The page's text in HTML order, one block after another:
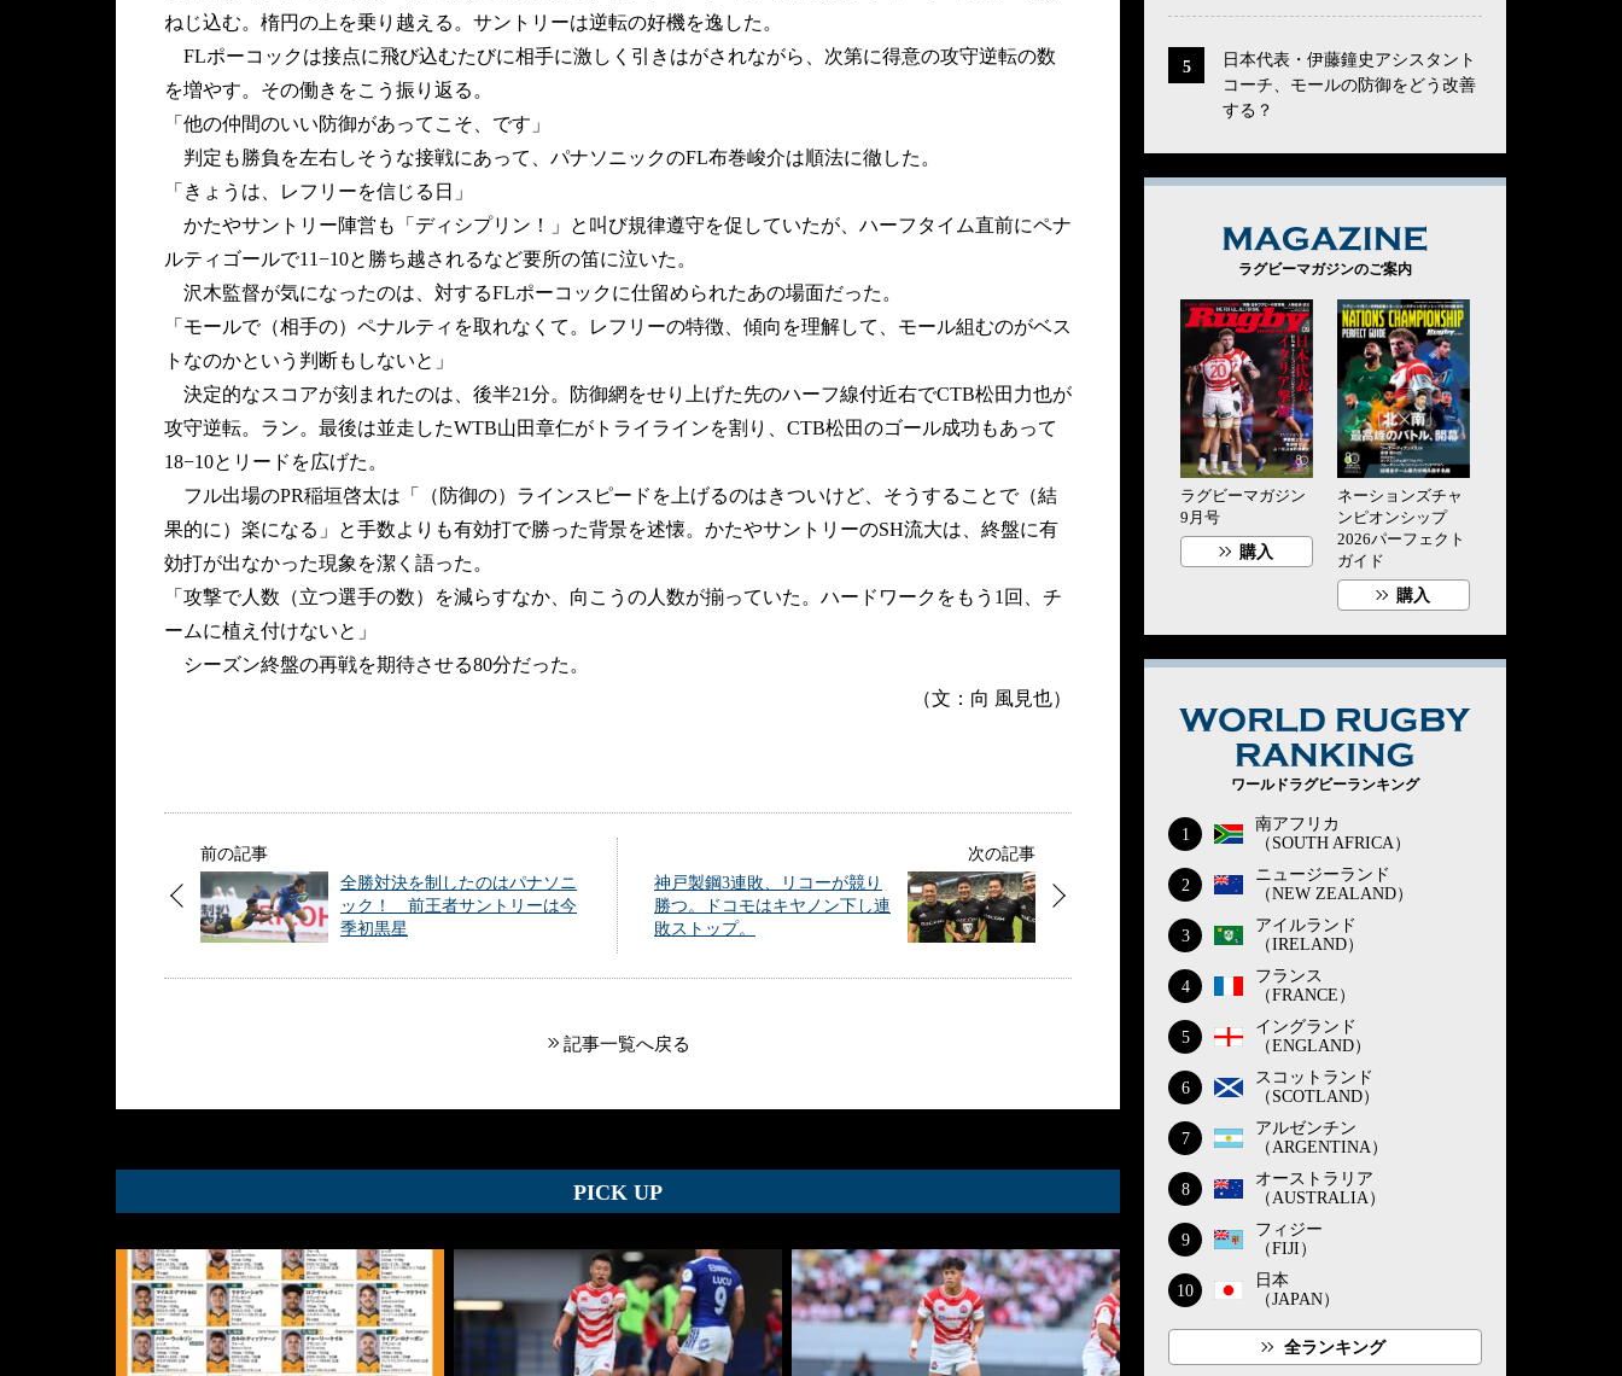
ねじ込む。楕円の上を乗り越える。サントリーは逆転の好機を逸した。
FLポーコックは接点に飛び込むたびに相手に激しく引きはがされながら、次第に得意の攻守逆転の数
を増やす。その働きをこう振り返る。
「他の仲間のいい防御があってこそ、です」
判定も勝負を左右しそうな接戦にあって、パナソニックのFL布巻峻介は順法に徹した。
「きょうは、レフリーを信じる日」
かたやサントリー陣営も「ディシプリン！」と叫び規律遵守を促していたが、ハーフタイム直前にペナ
ルティゴールで11−10と勝ち越されるなど要所の笛に泣いた。
沢木監督が気になったのは、対するFLポーコックに仕留められたあの場面だった。
「モールで（相手の）ペナルティを取れなくて。レフリーの特徴、傾向を理解して、モール組むのがベス
トなのかという判断もしないと」
決定的なスコアが刻まれたのは、後半21分。防御網をせり上げた先のハーフ線付近右でCTB松田力也が
攻守逆転。ラン。最後は並走したWTB山田章仁がトライラインを割り、CTB松田のゴール成功もあって
18−10とリードを広げた。
フル出場のPR稲垣啓太は「（防御の）ラインスピードを上げるのはきついけど、そうすることで（結
果的に）楽になる」と手数よりも有効打で勝った背景を述懐。かたやサントリーのSH流大は、終盤に有
効打が出なかった現象を潔く語った。
「攻撃で人数（立つ選手の数）を減らすなか、向こうの人数が揃っていた。ハードワークをもう1回、チ
ームに植え付けないと」
シーズン終盤の再戦を期待させる80分だった。
（文：向 風見也）
前の記事
全勝対決を制したのはパナソニ
ック！ 前王者サントリーは今
季初黒星
次の記事
神戸製鋼3連敗、リコーが競り
勝つ。ドコモはキヤノン下し連
敗ストップ。
記事一覧へ戻る
PICK UP
日本代表・伊藤鐘史アシスタント
コーチ、モールの防御をどう改善
する？
ラグビーマガジンのご案内
ラグビーマガジン
9月号
購入
ネーションズチャ
ンピオンシップ
2026パーフェクト
ガイド
購入
ワールドラグビーランキング
1
南アフリカ
（SOUTH AFRICA）
2
ニュージーランド
（NEW ZEALAND）
3
アイルランド
（IRELAND）
4
フランス
（FRANCE）
5
イングランド
（ENGLAND）
6
スコットランド
（SCOTLAND）
7
アルゼンチン
（ARGENTINA）
8
オーストラリア
（AUSTRALIA）
9
フィジー
（FIJI）
10
日本
（JAPAN）
全ランキング